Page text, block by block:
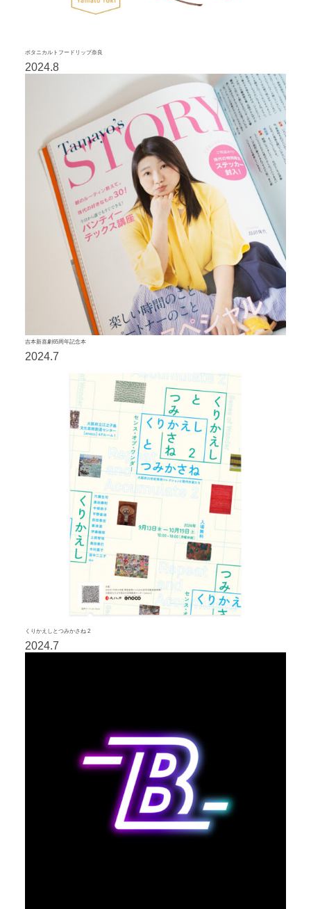
ボタニカルトフードリップ奈良
2024.8
吉本新喜劇65周年記念本
2024.7
くりかえしとつみかさね 2
2024.7